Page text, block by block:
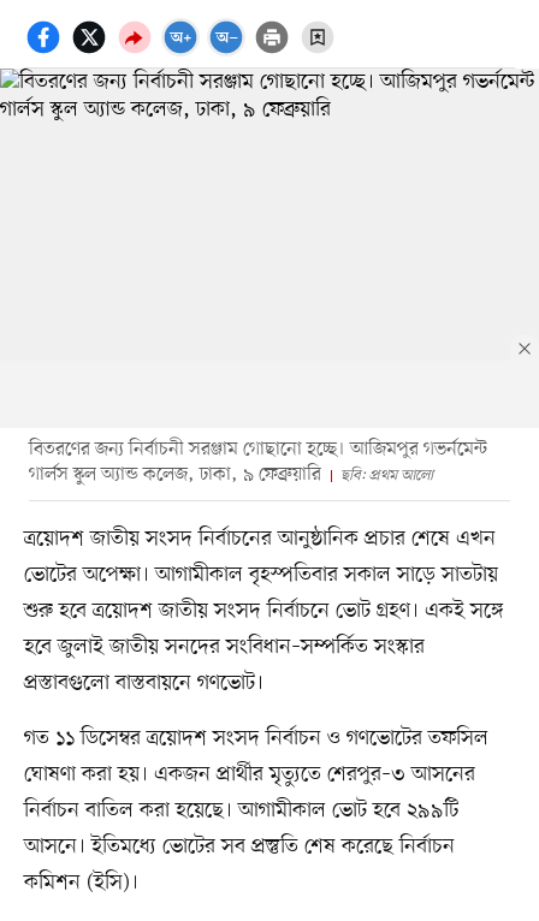
বিতরণের জন্য নির্বাচনী সরঞ্জাম গোছানো হচ্ছে। আজিমপুর গভর্নমেন্ট
গার্লস স্কুল অ্যান্ড কলেজ, ঢাকা, ৯ ফেব্রুয়ারি
ছবি: প্রথম আলো
ত্রয়োদশ জাতীয় সংসদ নির্বাচনের আনুষ্ঠানিক প্রচার শেষে এখন
ভোটের অপেক্ষা। আগামীকাল বৃহস্পতিবার সকাল সাড়ে সাতটায়
শুরু হবে ত্রয়োদশ জাতীয় সংসদ নির্বাচনে ভোট গ্রহণ। একই সঙ্গে
হবে জুলাই জাতীয় সনদের সংবিধান–সম্পর্কিত সংস্কার
প্রস্তাবগুলো বাস্তবায়নে গণভোট।
গত ১১ ডিসেম্বর ত্রয়োদশ সংসদ নির্বাচন ও গণভোটের তফসিল
ঘোষণা করা হয়। একজন প্রার্থীর মৃত্যুতে শেরপুর–৩ আসনের
নির্বাচন বাতিল করা হয়েছে। আগামীকাল ভোট হবে ২৯৯টি
আসনে। ইতিমধ্যে ভোটের সব প্রস্তুতি শেষ করেছে নির্বাচন
কমিশন (ইসি)।